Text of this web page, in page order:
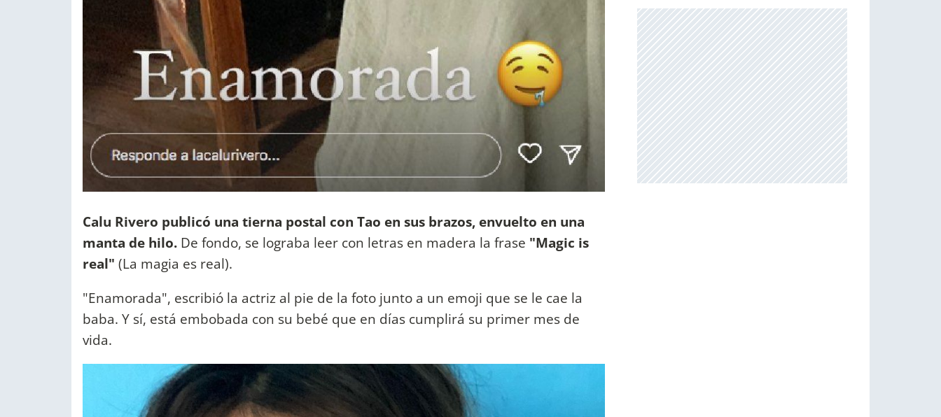
Calu Rivero publicó una tierna postal con Tao en sus brazos, envuelto en una
manta de hilo. De fondo, se lograba leer con letras en madera la frase "Magic is
real" (La magia es real).
"Enamorada", escribió la actriz al pie de la foto junto a un emoji que se le cae la
baba. Y sí, está embobada con su bebé que en días cumplirá su primer mes de
vida.